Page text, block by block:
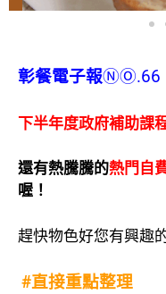
彰餐電子報ⓃⓄ.66
下半年度政府補助課
還有熱騰騰的熱門自
喔！
趕快物色好您有興趣
#直接重點整理